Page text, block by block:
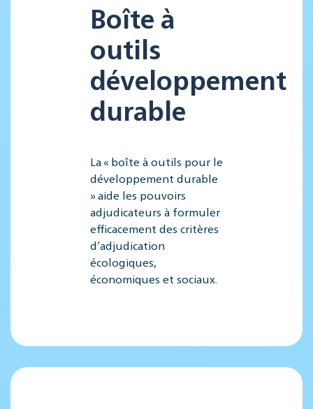
Boîte à
outils
développement
durable
La « boîte à outils pour le
développement durable
» aide les pouvoirs
adjudicateurs à formuler
efficacement des critères
d’adjudication
écologiques,
économiques et sociaux.